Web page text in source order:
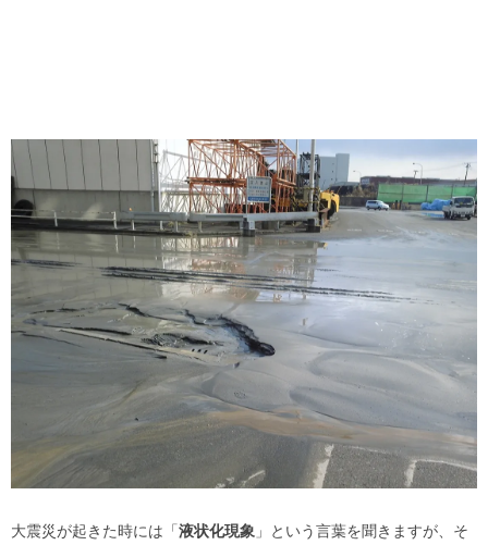
大震災が起きた時には「液状化現象 」という言葉を聞きますが、そ